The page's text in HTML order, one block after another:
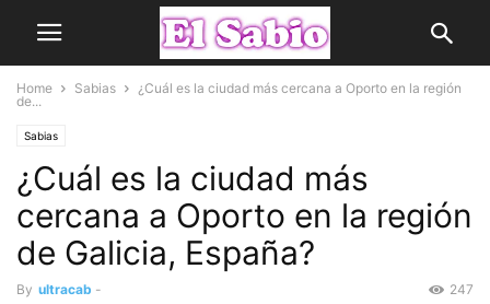
Home Sabias
¿Cuál es la ciudad más cercana a Oporto en la región
de...
Sabias
¿Cuál es la ciudad más
cercana a Oporto en la región
de Galicia, España?
By ultracab - 247